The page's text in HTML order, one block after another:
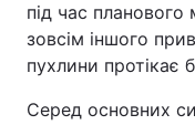
під час
зовсім іншого
пухлини протікає
Серед основних